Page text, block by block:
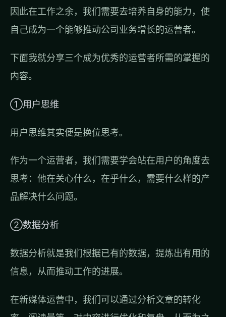
因此在工作之余，我们需要去培养自身的能力，使
自己成为一个能够推动公司业务增长的运营者。
下面我就分享三个成为优秀的运营者所需的掌握的
内容。
①用户思维
用户思维其实便是换位思考。
作为一个运营者，我们需要学会站在用户的角度去
思考：他在关心什么，在乎什么，需要什么样的产
品解决什么问题。
②数据分析
数据分析就是我们根据已有的数据，提炼出有用的
信息，从而推动工作的进展。
在新媒体运营中，我们可以通过分析文章的转化